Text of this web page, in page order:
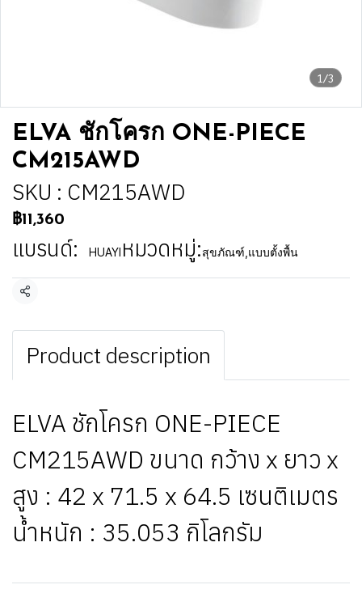
1/3
ELVA ชักโครก ONE-PIECE
CM215AWD
SKU : CM215AWD
฿11,360
แบรนด์: HUAYI หมวดหมู่:สุขภัณฑ์ แบบตั้งพื้น
แชร์
Product description
ELVA ชักโครก ONE-PIECE
CM215AWD ขนาด กว้าง x ยาว x
สูง : 42 x 71.5 x 64.5 เซนติเมตร
น้ำหนัก : 35.053 กิโลกรัม